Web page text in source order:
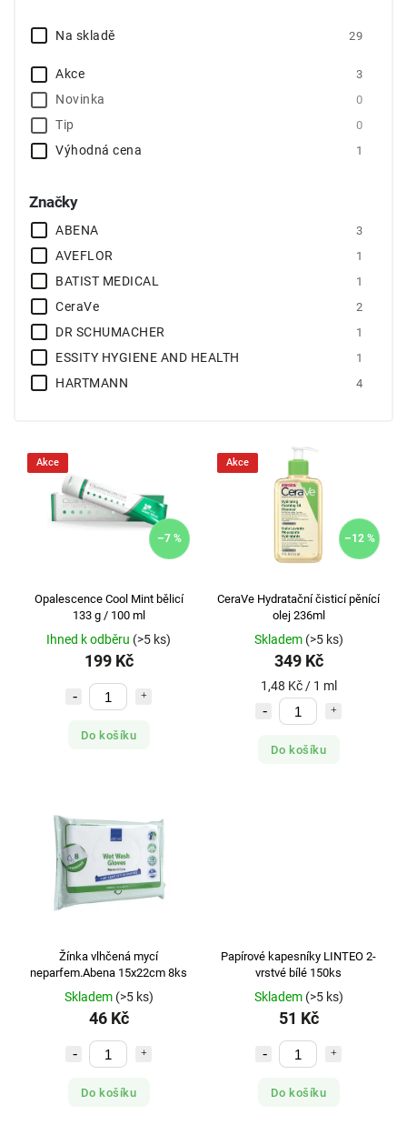
Na skladě 29
Akce 3
Novinka 0
Tip 0
Výhodná cena 1
Značky
ABENA 3
AVEFLOR 1
BATIST MEDICAL 1
CeraVe 2
DR SCHUMACHER 1
ESSITY HYGIENE AND HEALTH 1
HARTMANN 4
Opalescence
SIMPLY YOU PHARMACEUTICALS
STERIWUND
TORUNSKE ZAKLADY 3
1
Akce
–7 %
Opalescence Cool Mint bělicí
133 g / 100 ml
Ihned k odběru (>5 ks)
199 Kč
Do košíku
Akce
–12 %
CeraVe Hydratační čisticí pěnící
olej 236ml
Skladem (>5 ks)
349 Kč
1,48 Kč / 1 ml
Do košíku
Žínka vlhčená mycí
neparfem.Abena 15x22cm 8ks
Skladem (>5 ks)
46 Kč
Do košíku
Papírové kapesníky LINTEO 2-
vrstvé bílé 150ks
Skladem (>5 ks)
51 Kč
Do košíku